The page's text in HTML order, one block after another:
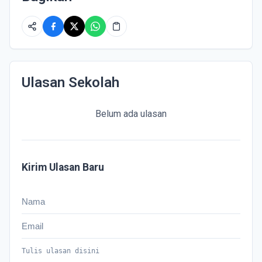
Ulasan Sekolah
Belum ada ulasan
Kirim Ulasan Baru